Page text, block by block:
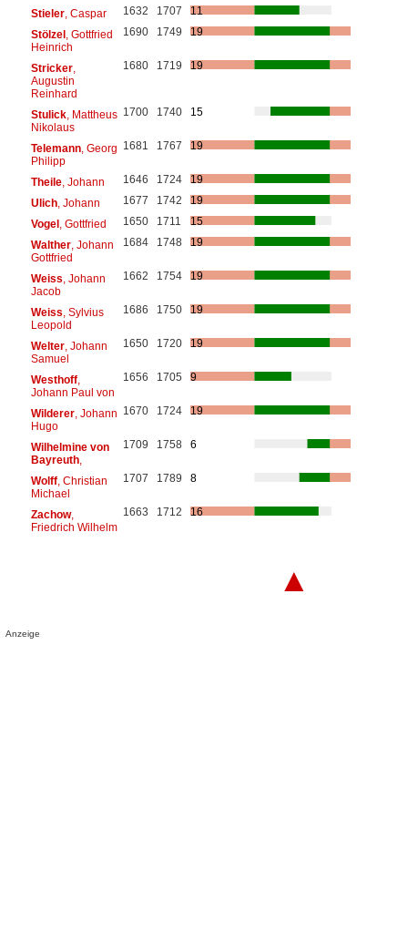
Stieler, Caspar 1632 1707
11
Stölzel, Gottfried
Heinrich
1690 1749 19
Stricker,
Augustin
Reinhard
1680 1719 19
Stulick, Mattheus
Nikolaus
1700 1740 15
Telemann, Georg
Philipp
1681 1767 19
Theile, Johann 1646 1724
19
Ulich, Johann 1677 1742
19
Vogel, Gottfried 1650 1711
15
Walther, Johann
Gottfried
1684 1748 19
Weiss , Johann
Jacob
1662 1754 19
Weiss , Sylvius
Leopold
1686 1750 19
Welter, Johann
Samuel
1650 1720 19
Westhoff,
Johann Paul von
1656 1705 9
Wilderer, Johann
Hugo
1670 1724 19
Wilhelmine von
Bayreuth,
1709 1758 6
Wolff, Christian
Michael
1707 1789 8
Zachow,
Friedrich Wilhelm
1663 1712 16
▲
Anzeige